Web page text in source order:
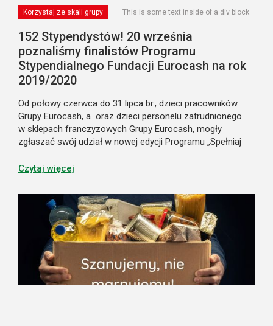
Korzystaj ze skali grupy This is some text inside of a div block.
152 Stypendystów! 20 września
poznaliśmy finalistów Programu
Stypendialnego Fundacji Eurocash na rok
2019/2020
Od połowy czerwca do 31 lipca br., dzieci pracowników
Grupy Eurocash, a oraz dzieci personelu zatrudnionego
w sklepach franczyzowych Grupy Eurocash, mogły
zgłaszać swój udział w nowej edycji Programu „Spełniaj
siódma edycja Programu Stypendial...
Czytaj więcej